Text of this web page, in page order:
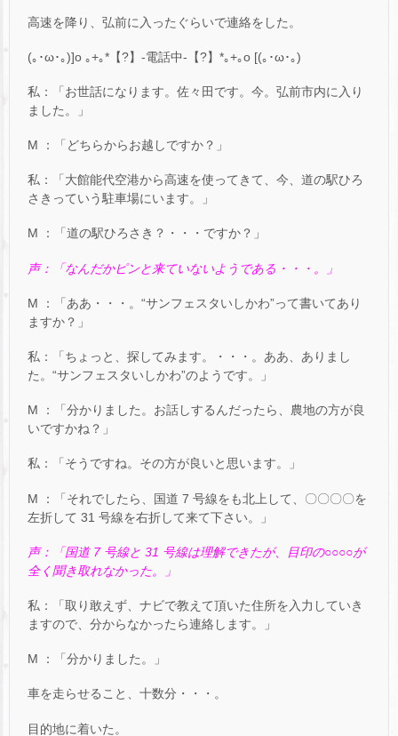
高速を降り、弘前に入ったぐらいで連絡をした。
(｡･ω･｡)]o ｡+｡*【?】-電話中-【?】*｡+｡o [(｡･ω･｡)
私：「お世話になります。佐々田です。今。弘前市内に入り
ました。」
M ：「どちらからお越しですか？」
私：「大館能代空港から高速を使ってきて、今、道の駅ひろ
さきっていう駐車場にいます。」
M ：「道の駅ひろさき？・・・ですか？」
声：「なんだかピンと来ていないようである・・・。」
M ：「ああ・・・。“サンフェスタいしかわ”って書いてあり
ますか？」
私：「ちょっと、探してみます。・・・。ああ、ありまし
た。“サンフェスタいしかわ”のようです。」
M ：「分かりました。お話しするんだったら、農地の方が良
いですかね？」
私：「そうですね。その方が良いと思います。」
M ：「それでしたら、国道 7 号線をも北上して、〇〇〇〇を
左折して 31 号線を右折して来て下さい。」
声：「国道 7 号線と 31 号線は理解できたが、目印の○○○○が
全く聞き取れなかった。」
私：「取り敢えず、ナビで教えて頂いた住所を入力していき
ますので、分からなかったら連絡します。」
M ：「分かりました。」
車を走らせること、十数分・・・。
目的地に着いた。